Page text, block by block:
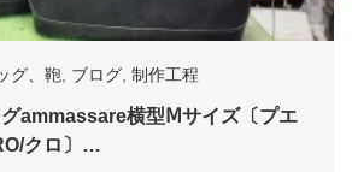
グ、鞄 ブログ 制作工程
ammassare横型Ⅿサイズ〔プエ
クロ〕…